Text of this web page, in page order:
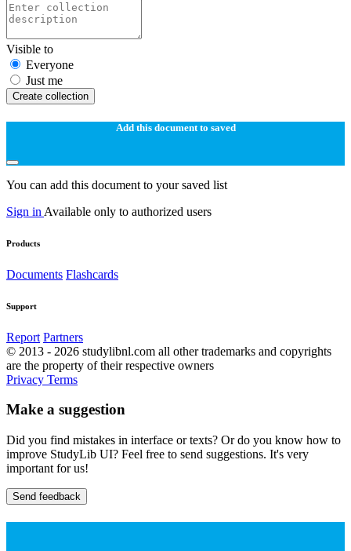
Visible to
Everyone
Just me
Create collection
Add this document to saved
You can add this document to your saved list
Sign in Available only to authorized users
Products
Documents Flashcards
Support
Report Partners
© 2013 - 2026 studylibnl.com all other trademarks and copyrights
are the property of their respective owners
Privacy Terms
Make a suggestion
Did you find mistakes in interface or texts? Or do you know how to
improve StudyLib UI? Feel free to send suggestions. It's very
important for us!
Send feedback